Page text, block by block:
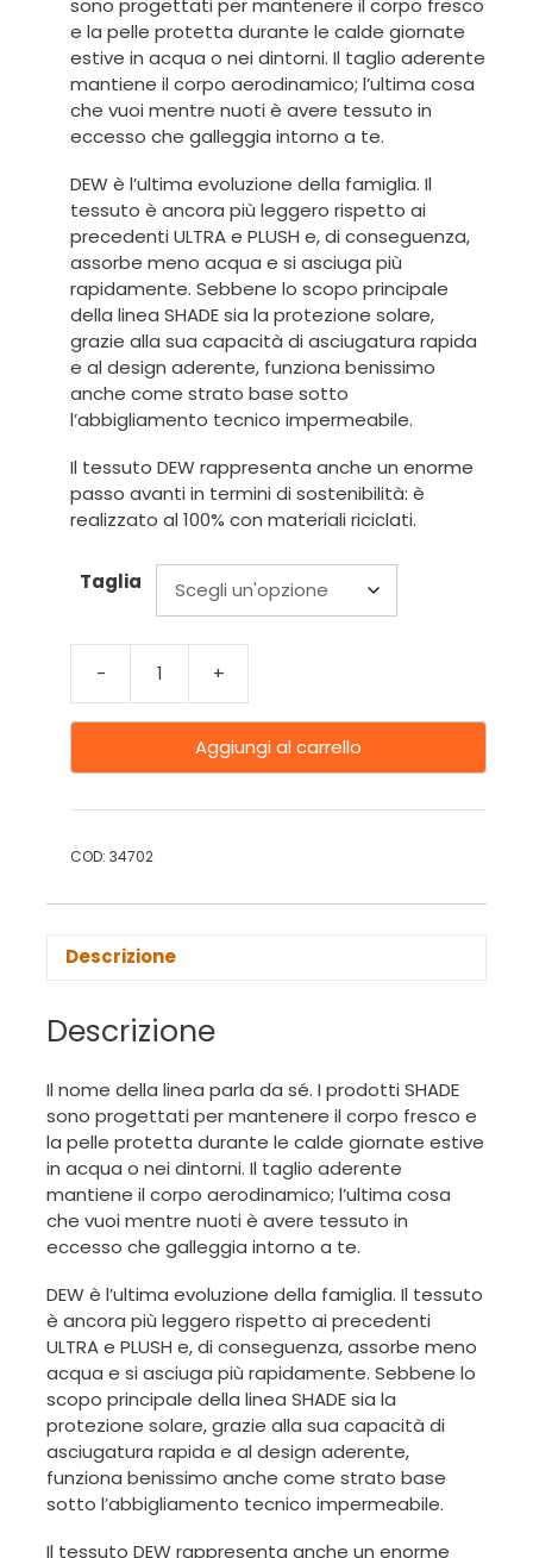
e la pelle protetta durante le calde giornate
estive in acqua o nei dintorni. Il taglio aderente
mantiene il corpo aerodinamico; l’ultima cosa
che vuoi mentre nuoti è avere tessuto in
eccesso che galleggia intorno a te.
DEW è l’ultima evoluzione della famiglia. Il
tessuto è ancora più leggero rispetto ai
precedenti ULTRA e PLUSH e, di conseguenza,
assorbe meno acqua e si asciuga più
rapidamente. Sebbene lo scopo principale
della linea SHADE sia la protezione solare,
grazie alla sua capacità di asciugatura rapida
e al design aderente, funziona benissimo
anche come strato base sotto
l’abbigliamento tecnico impermeabile.
Il tessuto DEW rappresenta anche un enorme
passo avanti in termini di sostenibilità: è
realizzato al 100% con materiali riciclati.
Taglia
- +
Aggiungi al carrello
COD: 34702
Descrizione
Descrizione
Il nome della linea parla da sé. I prodotti SHADE
sono progettati per mantenere il corpo fresco e
la pelle protetta durante le calde giornate estive
in acqua o nei dintorni. Il taglio aderente
mantiene il corpo aerodinamico; l’ultima cosa
che vuoi mentre nuoti è avere tessuto in
eccesso che galleggia intorno a te.
DEW è l’ultima evoluzione della famiglia. Il tessuto
è ancora più leggero rispetto ai precedenti
ULTRA e PLUSH e, di conseguenza, assorbe meno
acqua e si asciuga più rapidamente. Sebbene lo
scopo principale della linea SHADE sia la
protezione solare, grazie alla sua capacità di
asciugatura rapida e al design aderente,
funziona benissimo anche come strato base
sotto l’abbigliamento tecnico impermeabile.
Il tessuto DEW rappresenta anche un enorme